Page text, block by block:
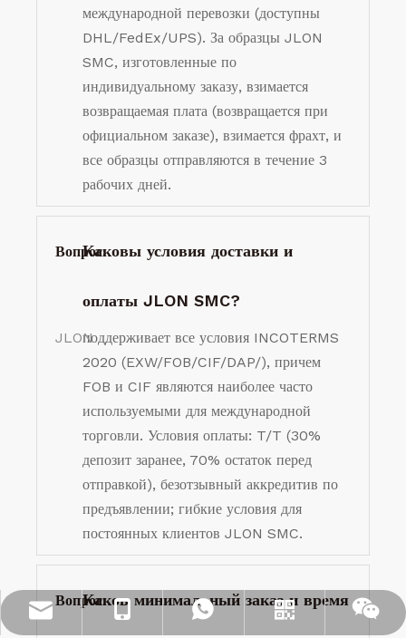
международной перевозки (доступны
DHL/FedEx/UPS). За образцы JLON
SMC, изготовленные по
индивидуальному заказу, взимается
возвращаемая плата (возвращается при
официальном заказе), взимается фрахт, и
все образцы отправляются в течение 3
рабочих дней.
Вопрос:Каковы условия доставки и
оплаты JLON SMC?
JLONподдерживает все условия INCOTERMS
2020 (EXW/FOB/CIF/DAP/), причем
FOB и CIF являются наиболее часто
используемыми для международной
торговли. Условия оплаты: T/T (30%
депозит заранее, 70% остаток перед
отправкой), безотзывный аккредитив по
предъявлении; гибкие условия для
постоянных клиентов JLON SMC.
Вопрос:Каков минимальный заказ и время
info@jloncomposite.com
+86 19306129712
+86 19306129712
WhatsApp
Вичат